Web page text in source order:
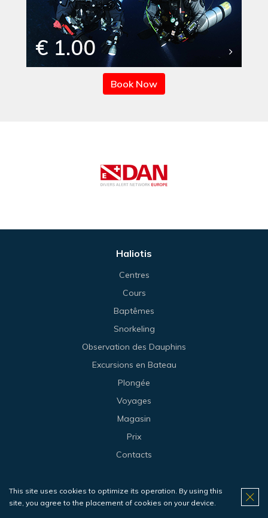
€ 1.00
Book Now
Haliotis
Centres
Cours
Baptêmes
Snorkeling
Observation des Dauphins
Excursions en Bateau
Plongée
Voyages
Magasin
Prix
Contacts
Centre
This site uses cookies to optimize its operation. By using this
site, you agree to the placement of cookies on your device.